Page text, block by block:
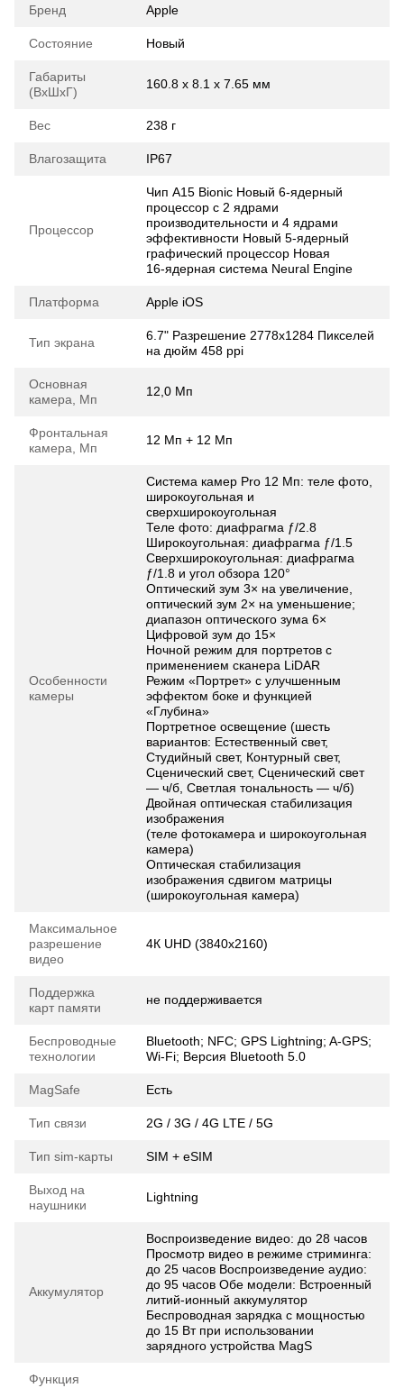
Бренд Apple
Состояние Новый
Габариты
(ВхШхГ)
160.8 x 8.1 x 7.65 мм
Вес 238 г
Влагозащита IP67
Процессор
Чип A15 Bionic Новый 6‑ядерный
процессор с 2 ядрами
производительности и 4 ядрами
эффективности Новый 5‑ядерный
графический процессор Новая
16‑ядерная система Neural Engine
Платформа Apple iOS
Тип экрана
6.7" Разрешение 2778х1284 Пикселей
на дюйм 458 ppi
Основная
камера, Мп
12,0 Мп
Фронтальная
камера, Мп
12 Мп + 12 Мп
Особенности
камеры
Система камер Pro 12 Мп: теле фото,
широкоугольная и
сверхширокоугольная
Телe фото: диафрагма ƒ/2.8
Широкоугольная: диафрагма ƒ/1.5
Сверхширокоугольная: диафрагма
ƒ/1.8 и угол обзора 120°
Оптический зум 3× на увеличение,
оптический зум 2× на уменьшение;
диапазон оптического зума 6×
Цифровой зум до 15×
Ночной режим для портретов с
применением сканера LiDAR
Режим «Портрет» с улучшенным
эффектом боке и функцией
«Глубина»
Портретное освещение (шесть
вариантов: Естественный свет,
Студийный свет, Контурный свет,
Сценический свет, Сценический свет
— ч/б, Светлая тональность — ч/б)
Двойная оптическая стабилизация
изображения
(теле фотокамера и широкоугольная
камера)
Оптическая стабилизация
изображения сдвигом матрицы
(широкоугольная камера)
Максимальное
разрешение
видео
4К UHD (3840x2160)
Поддержка
карт памяти
не поддерживается
Беспроводные
технологии
Bluetooth; NFC; GPS Lightning; A-GPS;
Wi-Fi; Версия Bluetooth 5.0
MagSafe Есть
Тип связи 2G / 3G / 4G LTE / 5G
Тип sim-карты SIM + eSIM
Выход на
наушники
Lightning
Аккумулятор
Воспроизве­дение видео: до 28 часов
Просмотр видео в режиме стриминга:
до 25 часов Воспроизве­дение аудио:
до 95 часов Обе модели: Встроенный
литий‑ионный аккумулятор
Беспроводная зарядка с мощностью
до 15 Вт при использовании
зарядного устройства MagS
Функция